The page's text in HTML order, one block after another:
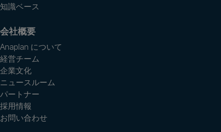
知識ベース
会社概要
Anaplan について
経営チーム
企業文化
ニュースルーム
パートナー
採用情報
お問い合わせ